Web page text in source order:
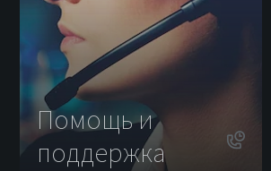
Помощь и
поддержка